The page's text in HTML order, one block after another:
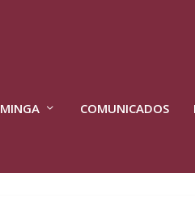
MINGA COMUNICADOS